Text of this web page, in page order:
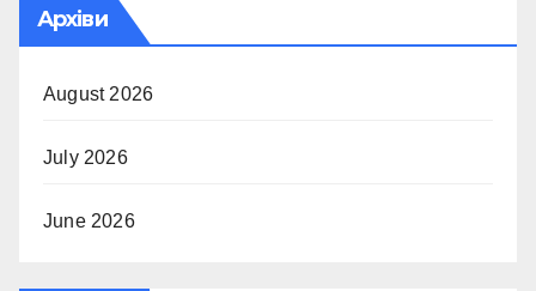
Архіви
August 2026
July 2026
June 2026